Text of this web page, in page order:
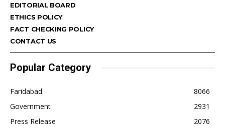
EDITORIAL BOARD
ETHICS POLICY
FACT CHECKING POLICY
CONTACT US
Popular Category
Faridabad
8066
Government
2931
Press Release
2076